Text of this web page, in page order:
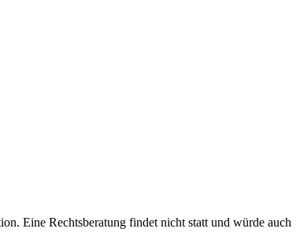
Eine Rechtsberatung findet nicht statt und würde auch